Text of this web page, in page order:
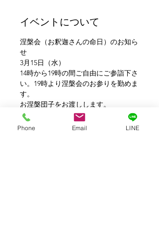
イベントについて
涅槃会（お釈迦さんの命日）のお知ら
せ
3月15日（水）
14時から19時の間ご自由にご参詣下さ
い。19時より涅槃会のお参りを勤めま
す。
お涅槃団子をお渡しします。
#涅槃団子
#涅槃会#金沢#崇禅寺#一文
字天満宮#金沢
Phone Email LINE